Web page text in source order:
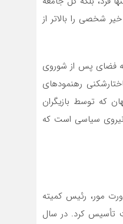
شخصی را بالاتر از
به فضای پس از شوروی
رهنمودهای
که توسط بازیگران
سیاسی است که
یک جنگ جدید آغاز شد؛ یک جنگ جمعیتی. در سال ۱۹۴۴، هیو اورت مور، رئیس کمیته
تأسیس کرد. در سال